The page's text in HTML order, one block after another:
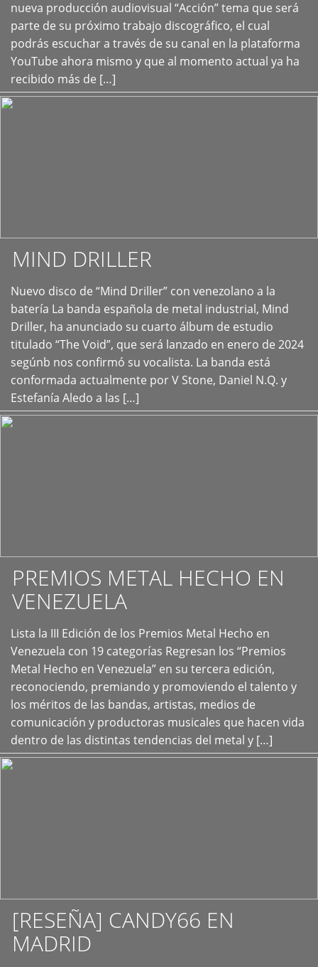
nueva producción audiovisual “Acción” tema que será
parte de su próximo trabajo discográfico, el cual
podrás escuchar a través de su canal en la plataforma
YouTube ahora mismo y que al momento actual ya ha
recibido más de […]
+
MIND DRILLER
Nuevo disco de “Mind Driller” con venezolano a la
batería La banda española de metal industrial, Mind
Driller, ha anunciado su cuarto álbum de estudio
titulado “The Void”, que será lanzado en enero de 2024
segúnb nos confirmó su vocalista. La banda está
conformada actualmente por V Stone, Daniel N.Q. y
Estefanía Aledo a las […]
+
PREMIOS METAL HECHO EN
VENEZUELA
Lista la III Edición de los Premios Metal Hecho en
Venezuela con 19 categorías Regresan los “Premios
Metal Hecho en Venezuela” en su tercera edición,
reconociendo, premiando y promoviendo el talento y
los méritos de las bandas, artistas, medios de
comunicación y productoras musicales que hacen vida
dentro de las distintas tendencias del metal y […]
+
[RESEÑA] CANDY66 EN
MADRID